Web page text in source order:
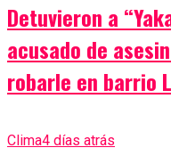
Detuvieron a
acusado de
robarle en barrio
Clima4 días atrás